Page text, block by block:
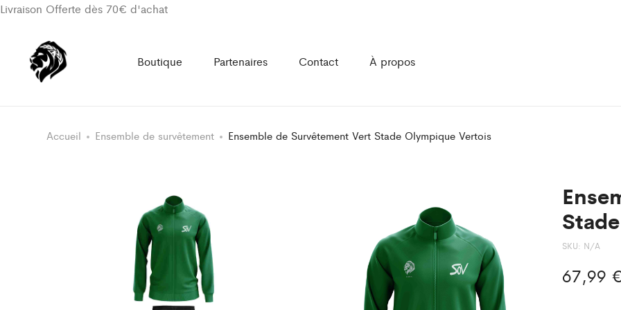
Livraison Offerte dès 70€ d'achat
Boutique Partenaires Contact À propos
Accueil Ensemble de survêtement Ensemble de Survêtement Vert Stade Olympique Vertois
SKU: N/A
67,99